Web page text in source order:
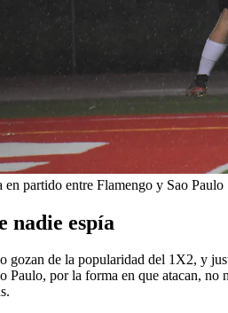
en partido entre Flamengo y Sao Paulo
nadie espía
gozan de la popularidad del 1X2, y
Paulo, por la forma en que atacan, no